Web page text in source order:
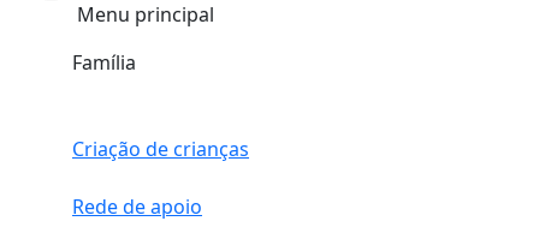
Menu principal
Família
Criação de crianças
Rede de apoio